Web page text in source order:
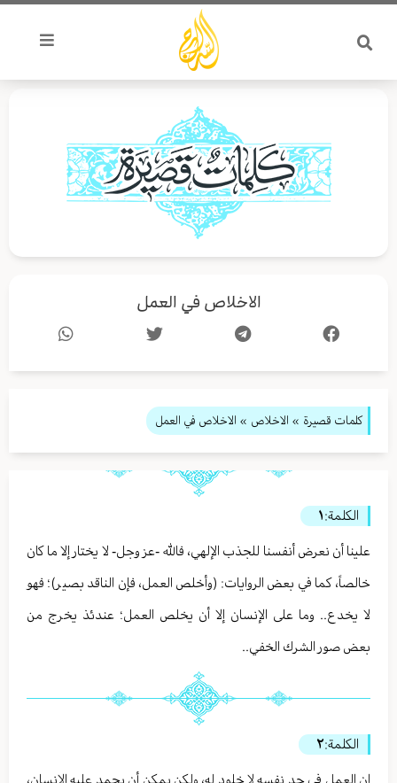
تخطي
المحتوى
الاخلاص في العمل
كلمات قصيرة » الاخلاص » الاخلاص في العمل
الكلمة:١
علينا أن نعرض أنفسنا للجذب الإلهي، فالله -عز وجل- لا يختار إلا ما كان
خالصاً، كما في بعض الروايات: (وأخلص العمل، فإن الناقد بصير)؛ فهو
لا يخدع.. وما على الإنسان إلا أن يخلص العمل؛ عندئذ يخرج من
بعض صور الشرك الخفي..
الكلمة:٢
إن العمل في حد نفسه لا خلود له، ولكن يمكن أن يحمد عليه الإنسان،